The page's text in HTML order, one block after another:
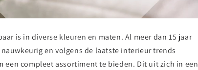
is in diverse kleuren en maten. Al meer dan 15 jaar
en volgens de laatste interieur trends
een compleet assortiment te bieden. Dit uit zich in een